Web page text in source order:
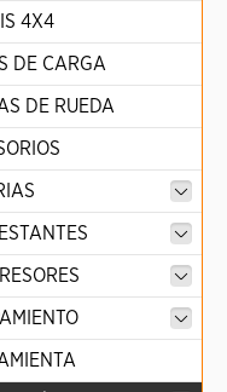
4X4
DE CARGA
DE RUEDA